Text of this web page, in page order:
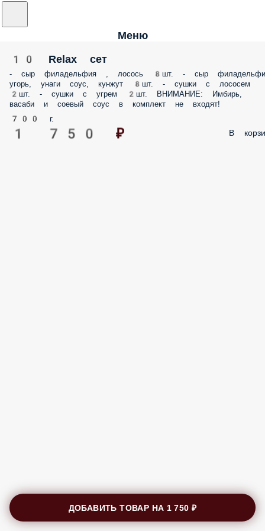
Меню
10 Relax сет
- сыр филадельфия , лосось 8шт. - сыр
угорь, унаги соус, кунжут 8шт. - сушки с лососем
2шт. - сушки с угрем 2шт. ВНИМАНИЕ: Имбирь,
васаби и соевый соус в комплект не входят!
700 г.
1 750 ₽ В
ДОБАВИТЬ ТОВАР НА 1 750 ₽